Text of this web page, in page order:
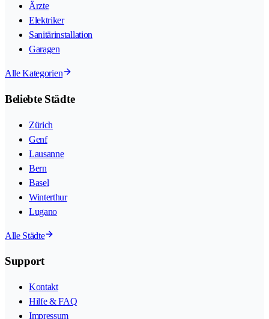
Ärzte
Elektriker
Sanitärinstallation
Garagen
Alle Kategorien
Beliebte Städte
Zürich
Genf
Lausanne
Bern
Basel
Winterthur
Lugano
Alle Städte
Support
Kontakt
Hilfe & FAQ
Impressum